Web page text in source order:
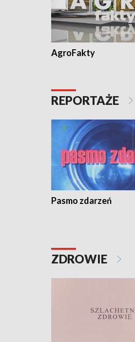
AgroFakty
REPORTAŻE
Pasmo zdarzeń
ZDROWIE